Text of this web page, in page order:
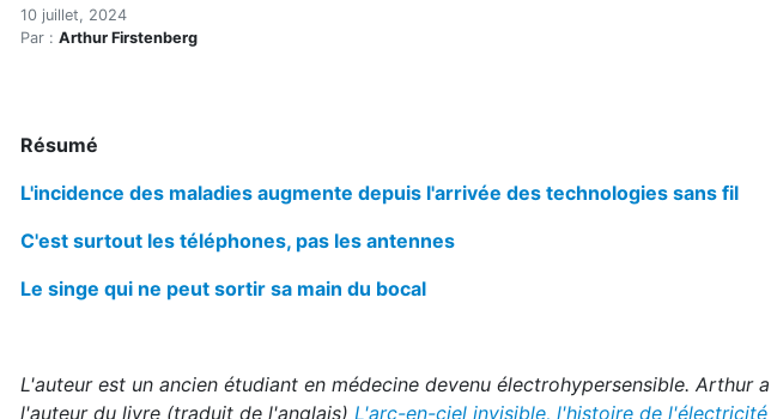
Accueil
Articles
Que s'est-il passé en Suède à l'automne
10 juillet, 2024
Par : Arthur Firstenberg
Résumé
L'incidence des maladies augmente depuis l'arrivée des technologies sans fil
C'est surtout les téléphones, pas les antennes
Le singe qui ne peut sortir sa main du bocal
L'auteur est un ancien étudiant en médecine devenu électrohypersensible. Arthur
l'auteur du livre (traduit de l'anglais) L'arc-en-ciel invisible, l'histoire de